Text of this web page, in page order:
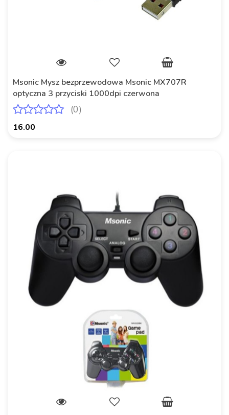
Msonic Mysz bezprzewodowa Msonic MX707R
optyczna 3 przyciski 1000dpi czerwona
(0)
16.00